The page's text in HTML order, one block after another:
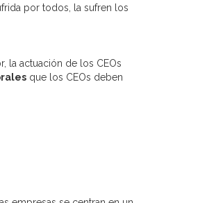
por todos, la sufren los
la actuación de los CEOs
que los CEOs deben